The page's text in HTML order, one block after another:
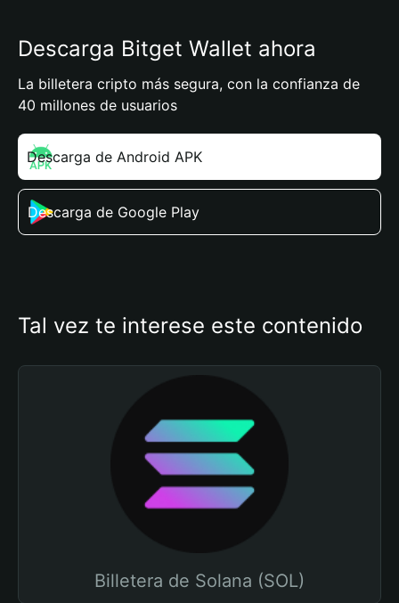
Descarga Bitget Wallet ahora
La billetera cripto más segura, con la confianza de
40 millones de usuarios
Descarga de Android APK
Descarga de Google Play
Tal vez te interese este contenido
Billetera de Solana (SOL)